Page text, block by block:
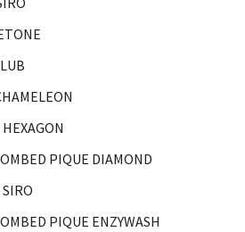
PIQUE DIAMOND
PIQUE ENZYWASH